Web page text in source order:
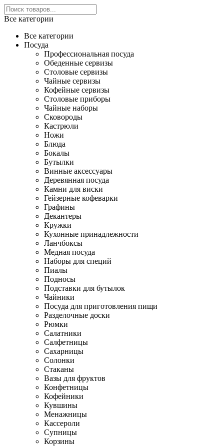
Все категории
Все категории
Посуда
Профессиональная посуда
Обеденные сервизы
Столовые сервизы
Чайные сервизы
Кофейные сервизы
Столовые приборы
Чайные наборы
Сковороды
Кастрюли
Ножи
Блюда
Бокалы
Бутылки
Винные аксессуары
Деревянная посуда
Камни для виски
Гейзерные кофеварки
Графины
Декантеры
Кружки
Кухонные принадлежности
Ланчбоксы
Медная посуда
Наборы для специй
Пиалы
Подносы
Подставки для бутылок
Чайники
Посуда для приготовления пищи
Разделочные доски
Рюмки
Салатники
Салфетницы
Сахарницы
Солонки
Стаканы
Вазы для фруктов
Конфетницы
Кофейники
Кувшины
Менажницы
Кассероли
Супницы
Корзины